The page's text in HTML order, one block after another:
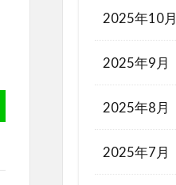
2025年10月
2025年9月
2025年8月
2025年7月